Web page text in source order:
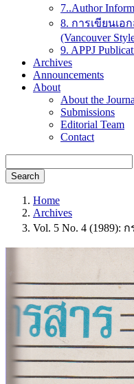
7..Author
8. การเขียนเอ
(Vancouver
9. APPJ
Archives
Announcements
About
About the
Submissions
Editorial Team
Contact
Search
Home
Archives
Vol. 5 No. 4 (1989):